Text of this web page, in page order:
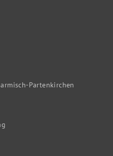
Partenkirchen